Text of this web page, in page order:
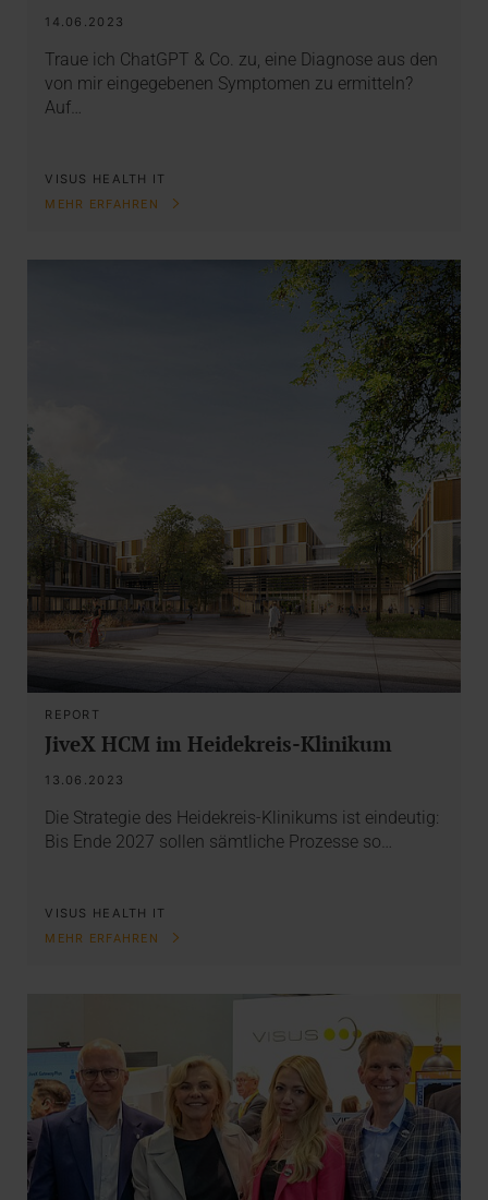
14.06.2023
Traue ich ChatGPT & Co. zu, eine Diagnose aus den
von mir eingegebenen Symptomen zu ermitteln?
Auf…
VISUS HEALTH IT
MEHR ERFAHREN
REPORT
JiveX HCM im Heidekreis-Klinikum
13.06.2023
Die Strategie des Heidekreis-Klinikums ist eindeutig:
Bis Ende 2027 sollen sämtliche Prozesse so…
VISUS HEALTH IT
MEHR ERFAHREN